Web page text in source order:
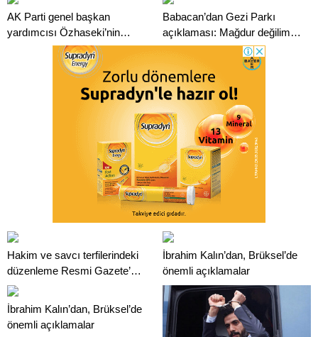
AK Parti genel başkan
yardımcısı Özhaseki’nin
covid-19 testi pozitif çıktı
Babacan’dan Gezi Parkı
açıklaması: Mağdur değilim,
şikayetçi de değilim
Hakim ve savcı terfilerindeki
düzenleme Resmi Gazete’de
yayımlandı
İbrahim Kalın’dan, Brüksel’de
önemli açıklamalar
İbrahim Kalın’dan, Brüksel’de
önemli açıklamalar